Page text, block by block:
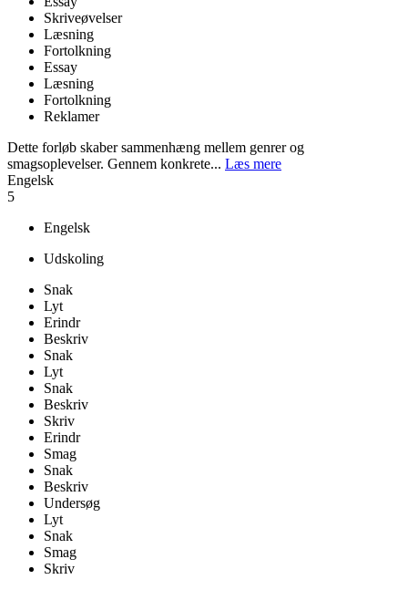
Skriveøvelser
Læsning
Fortolkning
Essay
Læsning
Fortolkning
Reklamer
Dette forløb skaber sammenhæng mellem genrer og
smagsoplevelser. Gennem konkrete... Læs mere
Engelsk
5
Engelsk
Udskoling
Snak
Lyt
Erindr
Beskriv
Snak
Lyt
Snak
Beskriv
Skriv
Erindr
Smag
Snak
Beskriv
Undersøg
Lyt
Snak
Smag
Skriv